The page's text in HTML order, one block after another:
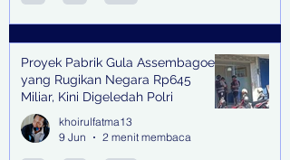
Proyek Pabrik Gula Assembagoes
yang Rugikan Negara Rp645
Miliar, Kini Digeledah Polri
khoirulfatma13
9 Jun
2 menit membaca